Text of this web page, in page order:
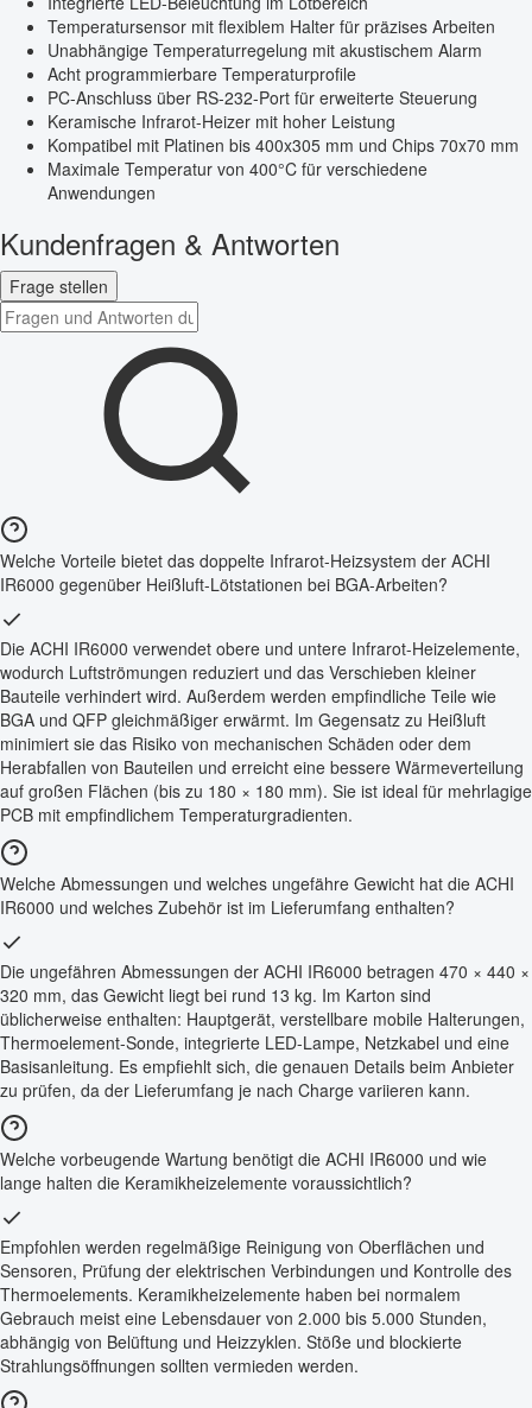
Temperatursensor mit flexiblem Halter für präzises Arbeiten
Unabhängige Temperaturregelung mit akustischem Alarm
Acht programmierbare Temperaturprofile
PC-Anschluss über RS-232-Port für erweiterte Steuerung
Keramische Infrarot-Heizer mit hoher Leistung
Kompatibel mit Platinen bis 400x305 mm und Chips 70x70 mm
Maximale Temperatur von 400°C für verschiedene
Anwendungen
Kundenfragen & Antworten
Frage stellen
Welche Vorteile bietet das doppelte Infrarot-Heizsystem der ACHI
IR6000 gegenüber Heißluft-Lötstationen bei BGA-Arbeiten?
Die ACHI IR6000 verwendet obere und untere Infrarot-Heizelemente,
wodurch Luftströmungen reduziert und das Verschieben kleiner
Bauteile verhindert wird. Außerdem werden empfindliche Teile wie
BGA und QFP gleichmäßiger erwärmt. Im Gegensatz zu Heißluft
minimiert sie das Risiko von mechanischen Schäden oder dem
Herabfallen von Bauteilen und erreicht eine bessere Wärmeverteilung
auf großen Flächen (bis zu 180 × 180 mm). Sie ist ideal für mehrlagige
PCB mit empfindlichem Temperaturgradienten.
Welche Abmessungen und welches ungefähre Gewicht hat die ACHI
IR6000 und welches Zubehör ist im Lieferumfang enthalten?
Die ungefähren Abmessungen der ACHI IR6000 betragen 470 × 440 ×
320 mm, das Gewicht liegt bei rund 13 kg. Im Karton sind
üblicherweise enthalten: Hauptgerät, verstellbare mobile Halterungen,
Thermoelement-Sonde, integrierte LED-Lampe, Netzkabel und eine
Basisanleitung. Es empfiehlt sich, die genauen Details beim Anbieter
zu prüfen, da der Lieferumfang je nach Charge variieren kann.
Welche vorbeugende Wartung benötigt die ACHI IR6000 und wie
lange halten die Keramikheizelemente voraussichtlich?
Empfohlen werden regelmäßige Reinigung von Oberflächen und
Sensoren, Prüfung der elektrischen Verbindungen und Kontrolle des
Thermoelements. Keramikheizelemente haben bei normalem
Gebrauch meist eine Lebensdauer von 2.000 bis 5.000 Stunden,
abhängig von Belüftung und Heizzyklen. Stöße und blockierte
Strahlungsöffnungen sollten vermieden werden.